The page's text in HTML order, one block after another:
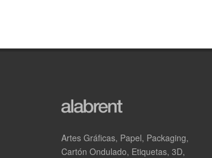
Artes Gráficas, Papel, Packaging,
Cartón Ondulado, Etiquetas, 3D,